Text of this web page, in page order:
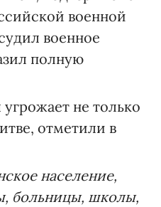
военной
военное
полную
не только
отметили в
население,
больницы, школы,